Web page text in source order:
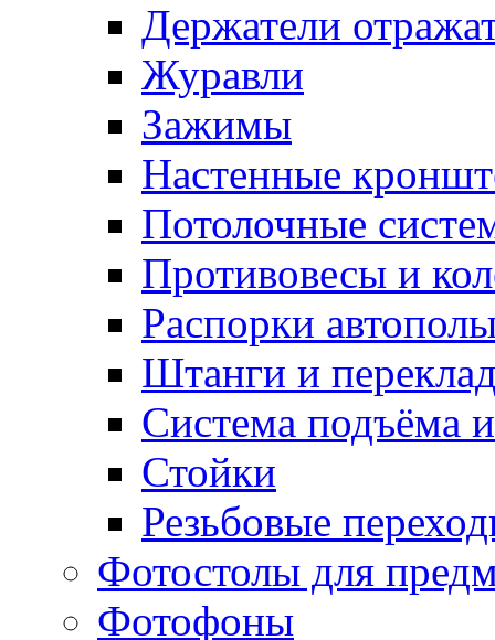
Держатели
Журавли
Зажимы
Настенные
Потолочные
Противовесы и
Распорки
Штанги и
Система подъёма
Стойки
Резьбовые
Фотостолы для
Фотофоны